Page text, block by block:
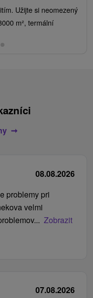
Užijte si neomezený
m², termální
08.08.2026
problemy pri
velmi
Zobrazit
07.08.2026